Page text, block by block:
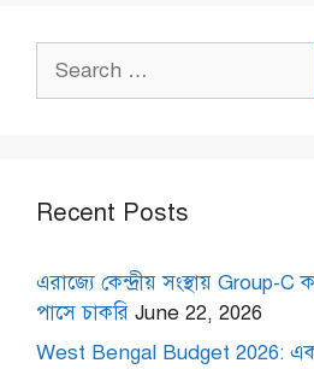
for:
Recent Posts
এরাজ্যে কেন্দ্রীয় সংস্থায় Group-C
পাসে চাকরি June 22, 2026
West Bengal Budget 2026: এক